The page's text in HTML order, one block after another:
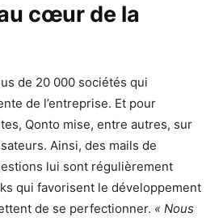
cœur de la
de 20 000 sociétés qui
de l’entreprise. Et pour
Qonto mise, entre autres, sur
Ainsi, des mails de
lui sont régulièrement
qui favorisent le développement
de se perfectionner. « Nous